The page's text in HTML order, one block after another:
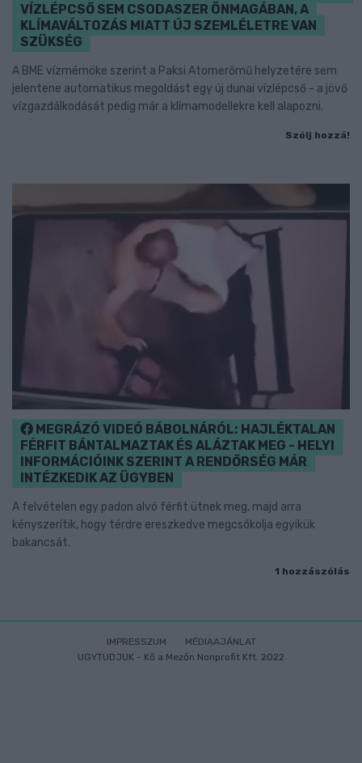
VÍZLÉPCSŐ SEM CSODASZER ÖNMAGÁBAN, A
KLÍMAVÁLTOZÁS MIATT ÚJ SZEMLÉLETRE VAN
SZÜKSÉG
A BME vízmérnöke szerint a Paksi Atomerőmű helyzetére sem
jelentene automatikus megoldást egy új dunai vízlépcső - a jövő
vízgazdálkodását pedig már a klímamodellekre kell alapozni.
Szólj hozzá!
MEGRÁZÓ VIDEÓ BÁBOLNÁRÓL: HAJLÉKTALAN
FÉRFIT BÁNTALMAZTAK ÉS ALÁZTAK MEG - HELYI
INFORMÁCIÓINK SZERINT A RENDŐRSÉG MÁR
INTÉZKEDIK AZ ÜGYBEN
A felvételen egy padon alvó férfit ütnek meg, majd arra
kényszerítik, hogy térdre ereszkedve megcsókolja egyikük
bakancsát.
1 hozzászólás
IMPRESSZUM
MÉDIAAJÁNLAT
UGYTUDJUK - Kő a Mezőn Nonprofit Kft. 2022